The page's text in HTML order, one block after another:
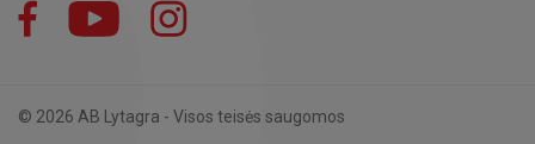
Facebook YouTube
© 2026 AB Lytagra - Visos teisės saugomos